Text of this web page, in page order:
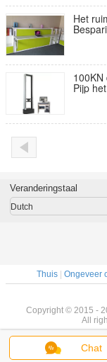
Het
Pijp
Chat
Veranderingstaal
Dutch
Thuis| Ongeveer
Copyright © 2015 -
All